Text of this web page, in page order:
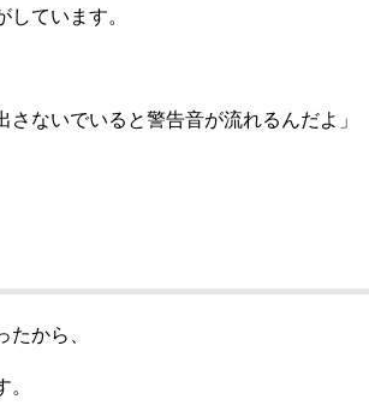
ています。
ないでいると警告音が流れるんだよ」
から、